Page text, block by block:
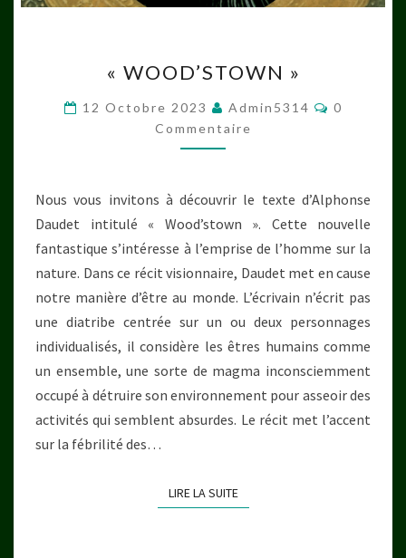
« WOOD’STOWN »
12 Octobre 2023 Admin5314
0
Commentaire
Nous vous invitons à découvrir le texte d’Alphonse
Daudet intitulé « Wood’stown ». Cette nouvelle
fantastique s’intéresse à l’emprise de l’homme sur la
nature. Dans ce récit visionnaire, Daudet met en cause
notre manière d’être au monde. L’écrivain n’écrit pas
une diatribe centrée sur un ou deux personnages
individualisés, il considère les êtres humains comme
un ensemble, une sorte de magma inconsciemment
occupé à détruire son environnement pour asseoir des
activités qui semblent absurdes. Le récit met l’accent
sur la fébrilité des…
LIRE LA SUITELIRE LA SUITE